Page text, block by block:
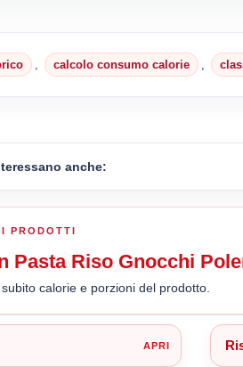
calcolo consumo calorie
anche:
PRODOTTI
Pasta Riso Gnocchi
calorie e porzioni del prodotto.